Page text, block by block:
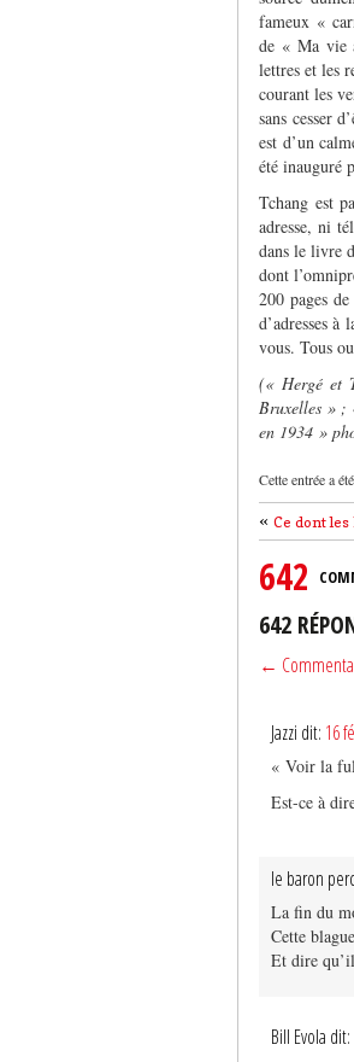
fameux «
de « Ma vie
lettres et les
courant les
sans cesser
est d’un
été inauguré
Tchang est
adresse, ni
dans le livre
dont
200 pages
d’adresses
vous. Tous
(« Hergé et
Bruxelles » ;
en 1934 »
Cette entrée a
« Ce dont les
642
642
←
Jazzi dit: 16
« Voir la
Est-ce à
le baron
La fin du
Cette
Et dire
Bill Evola dit: